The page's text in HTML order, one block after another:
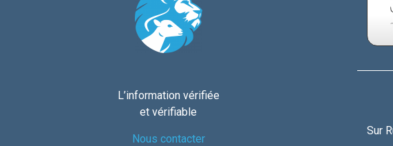
L’information vérifiée
et vérifiable
Nous contacter
Sur